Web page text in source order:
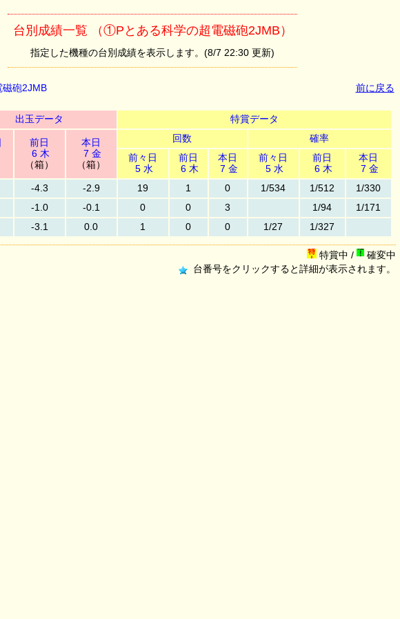
台別成績一覧 （①Pとある科学の超電磁砲2JMB）
指定した機種の台別成績を表示します。(8/7 22:30 更新)
砲2JMB 前に戻る
出玉データ 特賞データ
前日
6 木
（箱）
本日
7 金
（箱）
回数
確率
前々日
5 水
前日
6 木
本日
7 金
前々日
5 水
前日
6 木
本日
7 金
-4.3 -2.9 19 1 0 1/534 1/512
1/330
-1.0 -0.1 0 0 3 1/94
1/171
-3.1 0.0 1 0 0 1/27 1/327
特賞中 /
確変中
台番号をクリックすると詳細が表示されます。